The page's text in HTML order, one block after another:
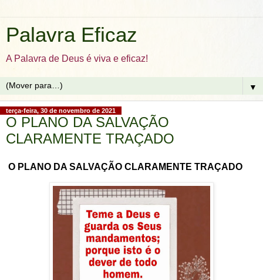
Palavra Eficaz
A Palavra de Deus é viva e eficaz!
▼
terça-feira, 30 de novembro de 2021
O PLANO DA SALVAÇÃO
CLARAMENTE TRAÇADO
O PLANO DA SALVAÇÃO CLARAMENTE TRAÇADO